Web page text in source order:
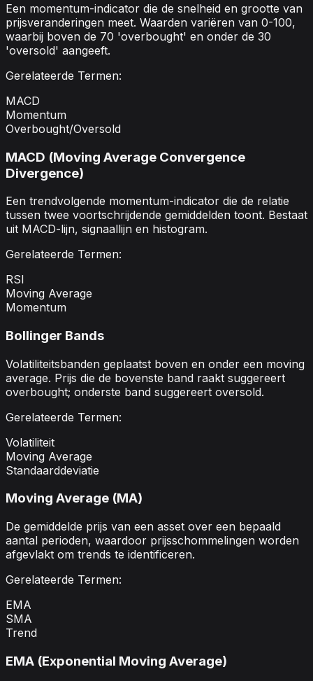
Een momentum-indicator die de snelheid en grootte van
prijsveranderingen meet. Waarden variëren van 0-100,
waarbij boven de 70 'overbought' en onder de 30
'oversold' aangeeft.
Gerelateerde Termen:
MACD
Momentum
Overbought/Oversold
MACD (Moving Average Convergence
Divergence)
Een trendvolgende momentum-indicator die de relatie
tussen twee voortschrijdende gemiddelden toont. Bestaat
uit MACD-lijn, signaallijn en histogram.
Gerelateerde Termen:
RSI
Moving Average
Momentum
Bollinger Bands
Volatiliteitsbanden geplaatst boven en onder een moving
average. Prijs die de bovenste band raakt suggereert
overbought; onderste band suggereert oversold.
Gerelateerde Termen:
Volatiliteit
Moving Average
Standaarddeviatie
Moving Average (MA)
De gemiddelde prijs van een asset over een bepaald
aantal perioden, waardoor prijsschommelingen worden
afgevlakt om trends te identificeren.
Gerelateerde Termen:
EMA
SMA
Trend
EMA (Exponential Moving Average)